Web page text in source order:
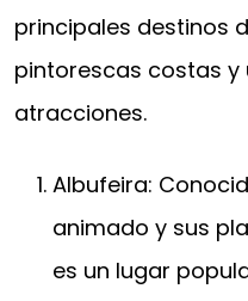
principales destinos
pintorescas costas
atracciones.
Albufeira:
animado y sus
es un lugar